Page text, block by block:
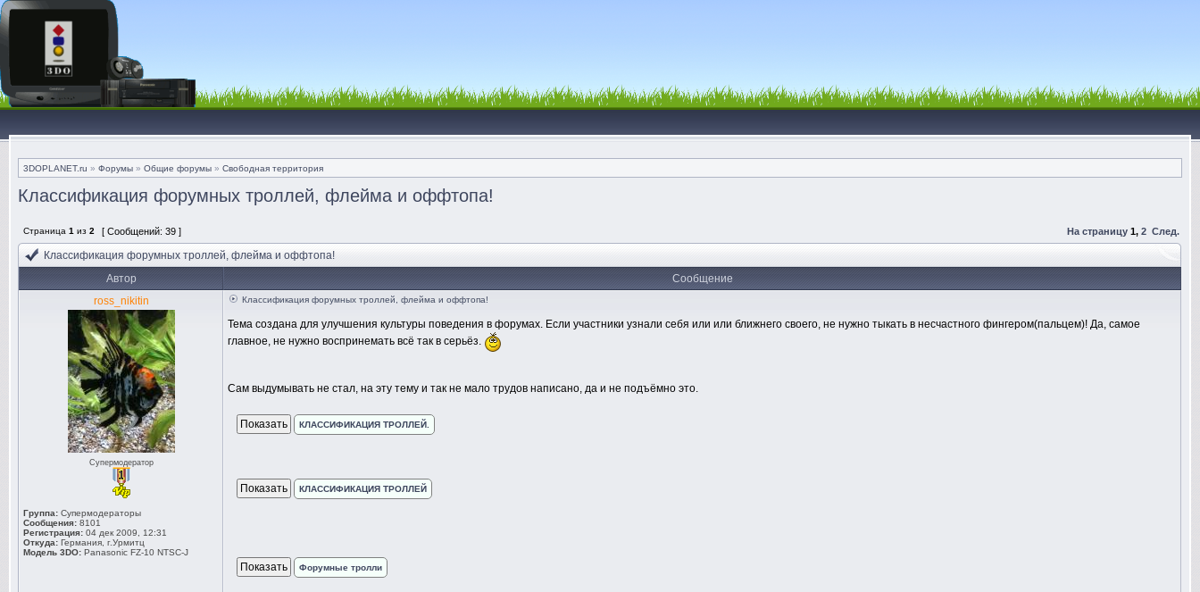
3DOPLANET.ru » Форумы » Общие форумы » Свободная территория
Классификация форумных троллей, флейма и оффтопа!
Страница 1 из 2 [ Сообщений: 39 ] На страницу 1, 2 След.
Классификация форумных троллей, флейма и оффтопа!
Автор
Сообщение
ross_nikitin
Супермодератор
Группа: Супермодераторы
Сообщения: 8101
Регистрация: 04 дек 2009, 12:31
Откуда: Германия, г.Урмитц
Модель 3DO: Panasonic FZ-10 NTSC-J
Классификация форумных троллей, флейма и оффтопа!
Тема создана для улучшения культуры поведения в форумах. Если участники узнали себя или или ближнего своего, не нужно тыкать в несчастного фингером(пальцем)! Да, самое
главное, не нужно воспринемать всё так в серьёз.
Сам выдумывать не стал, на эту тему и так не мало трудов написано, да и не подъёмно это.
КЛАССИФИКАЦИЯ ТРОЛЛЕЙ.
КЛАССИФИКАЦИЯ ТРОЛЛЕЙ
Форумные тролли